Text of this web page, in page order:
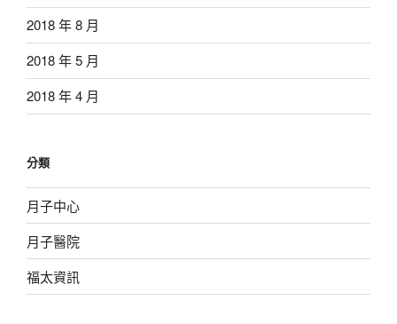
2018 年 8 月
2018 年 5 月
2018 年 4 月
分類
月子中心
月子醫院
福太資訊